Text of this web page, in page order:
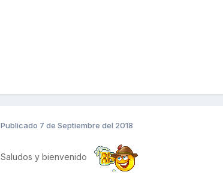
Publicado 7 de Septiembre del 2018
Saludos y bienvenido